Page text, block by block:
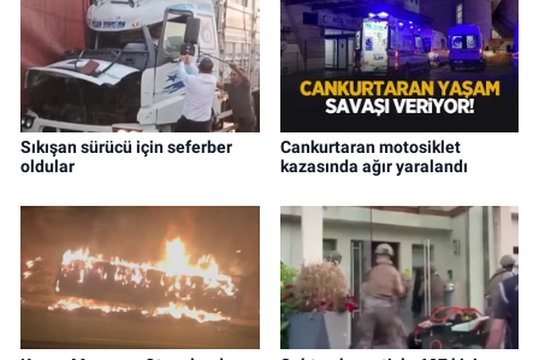
Sıkışan sürücü için seferber
oldular
Cankurtaran motosiklet
kazasında ağır yaralandı